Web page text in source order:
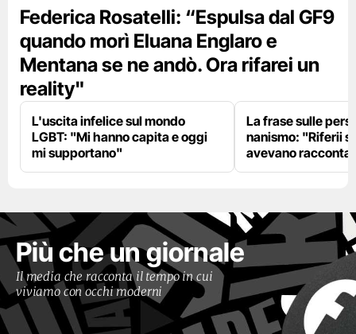
Federica Rosatelli: “Espulsa dal GF9
quando morì Eluana Englaro e
Mentana se ne andò. Ora rifarei un
reality"
L'uscita infelice sul mondo
LGBT: "Mi hanno capita e oggi
mi supportano"
La frase sulle
nanismo: "Riferii
avevano
Più che un giornale
Il media che racconta il tempo in cui
viviamo con occhi moderni